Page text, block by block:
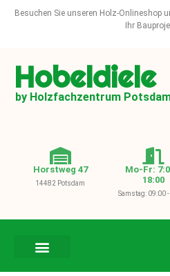
Besuchen Sie unseren Holz-Onlineshop
Ihr
Hobeldiele
by Holzfachzentrum
Horstweg 47
14482 Potsdam
Mo-Fr:
18:00
Samstag: 09:00